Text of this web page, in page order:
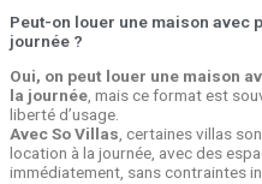
Peut-on louer une maison avec
journée ?
Oui, on peut louer une maison
la journée, mais ce format est
liberté d’usage.
Avec So Villas, certaines villas
location à la journée, avec des
immédiatement, sans contraintes